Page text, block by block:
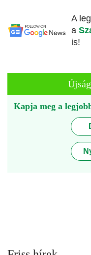
A
a
is!
Kapja meg a